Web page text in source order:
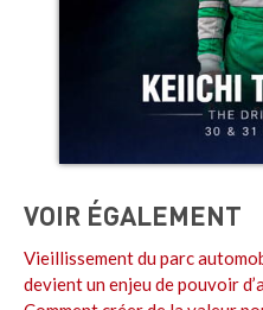
VOIR ÉGALEMENT
Vieillissement du parc
devient un enjeu de pouvoir